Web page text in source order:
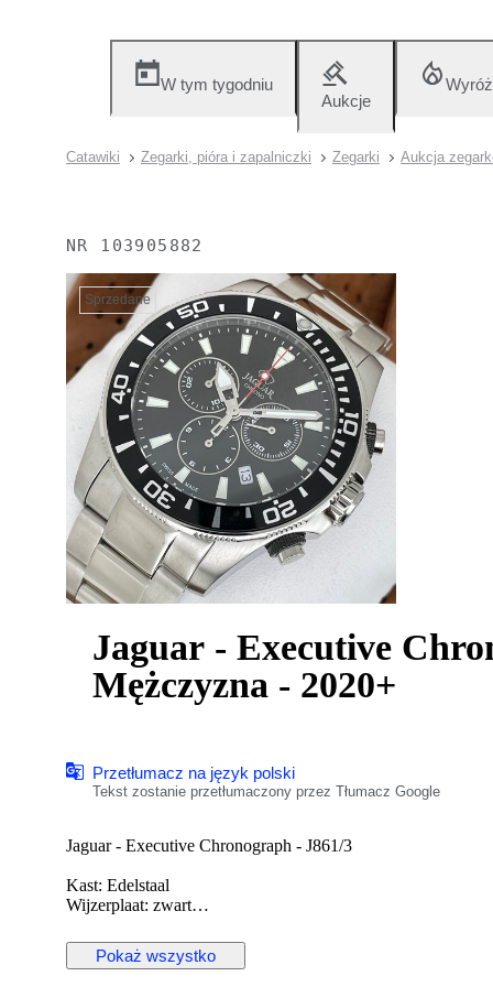
W tym tygodniu
Aukcje
Catawiki Zegarki, pióra i zapalniczki Zegarki Aukcja
NR 103905882
Sprzedane
Jaguar - Executive
Mężczyzna - 2020+
Przetłumacz na język polski
Tekst zostanie przetłumaczony przez Tłumacz Google
Jaguar - Executive Chronograph - J861/3
Kast: Edelstaal
Wijzerplaat: zwart
Diameter: 43,5 mm zonder kroon
Glas: sapphire crystal
Pokaż wszystko